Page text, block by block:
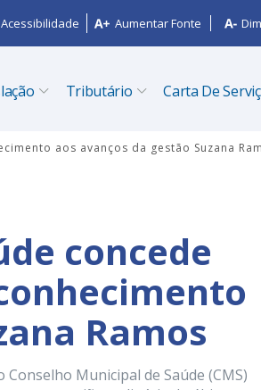
Acessibilidade Aumentar Fonte
Tributário Carta De
aos avanços da gestão Suzana
concede
Ramos
Municipal de Saúde (CMS)